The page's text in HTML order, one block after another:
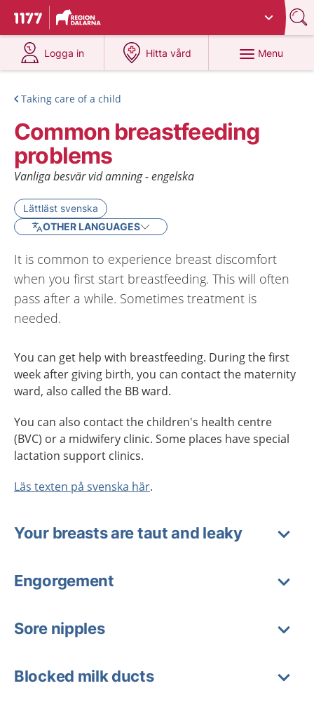
To start page for 1177
Du har valt region
Logga in
at 1177.se
Hitta vård
at 1177.se
Menu
Taking care of a child
Common breastfeeding
problems
Vanliga besvär vid amning - engelska
Lättläst svenska
OTHER LANGUAGES
It is common to experience breast discomfort
when you first start breastfeeding. This will often
pass after a while. Sometimes treatment is
needed.
You can get help with breastfeeding. During the first
week after giving birth, you can contact the maternity
ward, also called the BB ward.
You can also contact the children's health centre
(BVC) or a midwifery clinic. Some places have special
lactation support clinics.
Läs texten på svenska här.
Your breasts are taut and leaky
Engorgement
Sore nipples
Blocked milk ducts